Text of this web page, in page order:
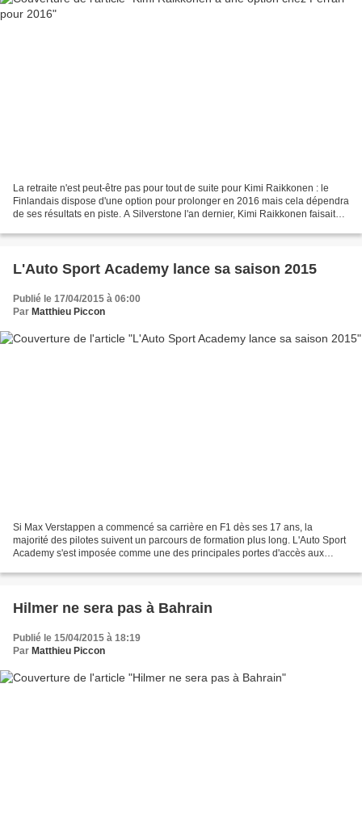
La retraite n'est peut-être pas pour tout de suite pour Kimi Raikkonen : le
Finlandais dispose d'une option pour prolonger en 2016 mais cela dépendra
de ses résultats en piste. A Silverstone l'an dernier, Kimi Raikkonen faisait
L'Auto Sport Academy lance sa saison 2015
Publié le 17/04/2015 à 06:00
Par Matthieu Piccon
Si Max Verstappen a commencé sa carrière en F1 dès ses 17 ans, la
majorité des pilotes suivent un parcours de formation plus long. L'Auto Sport
Academy s'est imposée comme une des principales portes d'accès aux
Hilmer ne sera pas à Bahrain
Publié le 15/04/2015 à 18:19
Par Matthieu Piccon